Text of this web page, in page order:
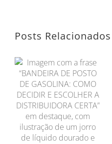
Posts Relacionados